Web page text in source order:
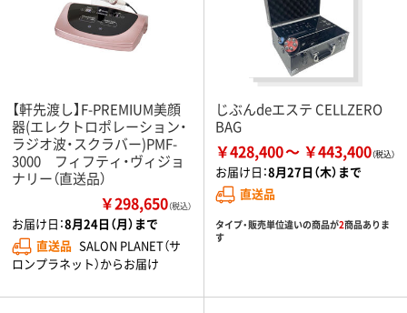
【軒先渡し】F-PREMIUM美顔
器(エレクトロポレーション・
ラジオ波・スクラバー)PMF-
3000 フィフティ・ヴィジョ
ナリー（直送品）
￥298,650（税込）
お届け日：8月24日（月）まで
直送品 SALON PLANET（サ
ロンプラネット）からお届け
じぶんdeエステ CELLZERO
BAG
￥428,400 ￥443,400
お届け日：8月27日（木）まで
直送品
タイプ・販売単位違いの商品が2商品ありま
す